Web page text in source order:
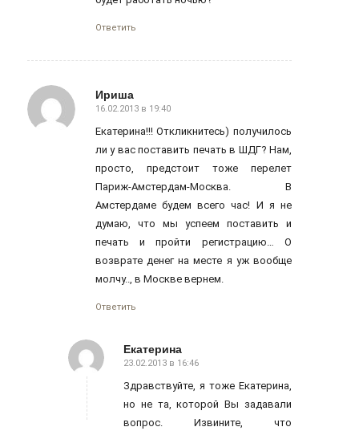
Ответить
Ириша
говорит:
16.02.2013 в 19:40
Екатерина!!! Откликнитесь) получилось
ли у вас поставить печать в ШДГ? Нам,
просто, предстоит тоже перелет
Париж-Амстердам-Москва. В
Амстердаме будем всего час! И я не
думаю, что мы успеем поставить и
печать и пройти регистрацию… О
возврате денег на месте я уж вообще
молчу.., в Москве вернем.
Ответить
Екатерина
говорит:
23.02.2013 в 16:46
Здравствуйте, я тоже Екатерина,
но не та, которой Вы задавали
вопрос. Извините, что